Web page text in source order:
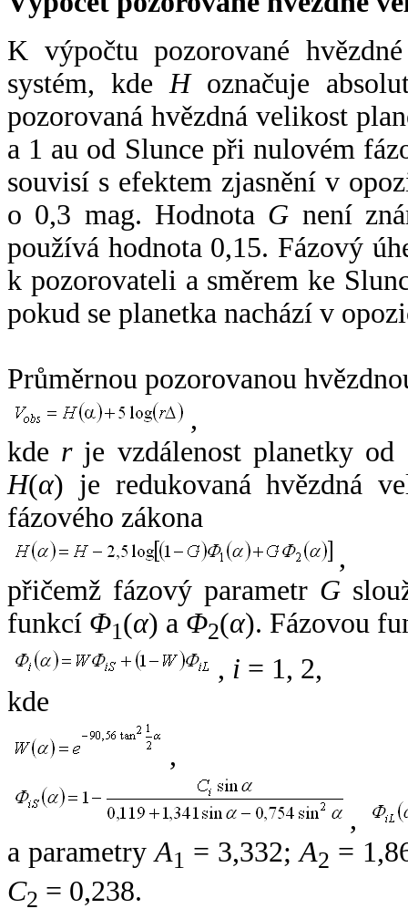
K výpočtu pozorované
systém, kde Hoznačuje
pozorovaná hvězdná velikost
a 1 au od Slunce při nulovém
souvisí s efektem zjasnění v
o 0,3 mag. Hodnota G není
používá hodnota 0,15. Fázový
k pozorovateli a směrem ke
pokud se planetka nachází v
Průměrnou pozorovanou
,
kde rje vzdálenost planetky od
H(α) je redukovaná hvězdná
fázového zákona
,
přičemž fázový parametr G
funkcí Φ1(α) a Φ2(α). Fázovou
, i = 1, 2,
kde
,
,
a parametryA1 = 3,332;A2 =
C2 = 0,238.